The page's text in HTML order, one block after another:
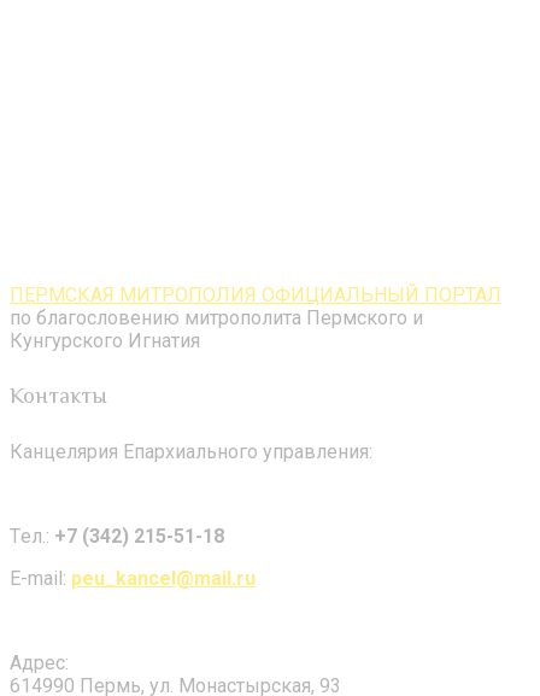
ПЕРМСКАЯ МИТРОПОЛИЯ ОФИЦИАЛЬНЫЙ ПОРТАЛ
по благословению митрополита Пермского и
Кунгурского Игнатия
Контакты
Канцелярия Епархиального управления:
Tел.: +7 (342) 215-51-18
E-mail: peu_kancel@mail.ru
Адрес:
614990 Пермь, ул. Монастырская, 93